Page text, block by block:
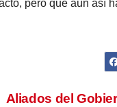
pero que aún así
Aliados del